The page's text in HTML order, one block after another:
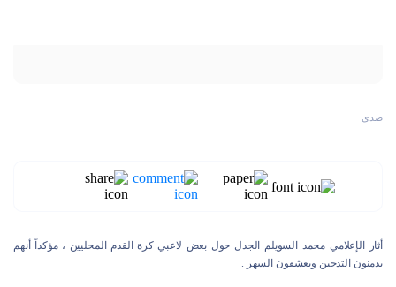
صدى
أثار الإعلامي محمد السويلم الجدل حول بعض لاعبي كرة القدم المحليين ، مؤكداً أنهم
يدمنون التدخين ويعشقون السهر .